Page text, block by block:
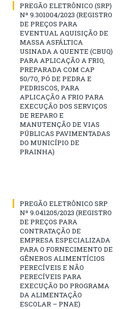
PREGÃO ELETRÔNICO (SRP)
Nº 9.301004/2023 (REGISTRO
DE PREÇOS PARA
EVENTUAL AQUISIÇÃO DE
MASSA ASFÁLTICA
USINADA A QUENTE (CBUQ)
PARA APLICAÇÃO A FRIO,
PREPARADA COM CAP
50/70, PÓ DE PEDRA E
PEDRISCOS, PARA
APLICAÇÃO A FRIO PARA
EXECUÇÃO DOS SERVIÇOS
DE REPARO E
MANUTENÇÃO DE VIAS
PÚBLICAS PAVIMENTADAS
DO MUNICÍPIO DE
PRAINHA)
PREGÃO ELETRÔNICO SRP
Nº 9.041205/2023 (REGISTRO
DE PREÇOS PARA
CONTRATAÇÃO DE
EMPRESA ESPECIALIZADA
PARA O FORNECIMENTO DE
GÊNEROS ALIMENTÍCIOS
PERECÍVEIS E NÃO
PERECÍVEIS PARA
EXECUÇÃO DO PROGRAMA
DA ALIMENTAÇÃO
ESCOLAR – PNAE)